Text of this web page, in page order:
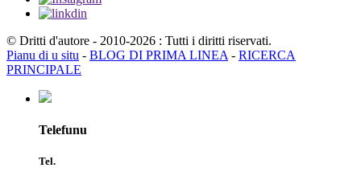
© Dritti d'autore - 2010-2026 : Tutti i diritti riservati.
Pianu di u situ - BLOG DI PRIMA LINEA - RICERCA
PRINCIPALE
Telefunu
Tel.